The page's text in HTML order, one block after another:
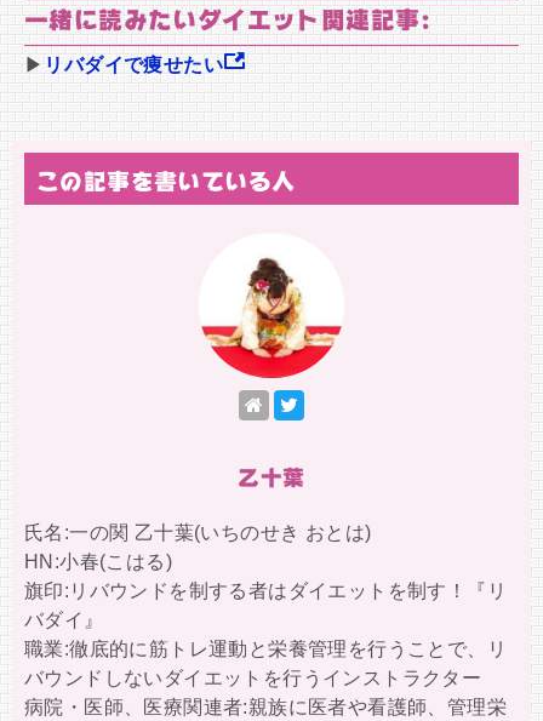
一緒に読みたいダイエット関連記事:
▶ リバダイで痩せたい
この記事を書いている人
乙十葉
氏名:一の関 乙十葉(いちのせき おとは)
HN:小春(こはる)
旗印:リバウンドを制する者はダイエットを制す！『リ
バダイ』
職業:徹底的に筋トレ運動と栄養管理を行うことで、リ
バウンドしないダイエットを行うインストラクター
病院・医師、医療関連者:親族に医者や看護師、管理栄